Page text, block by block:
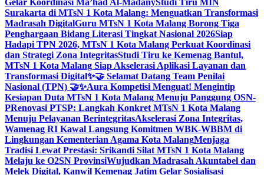
Gelar Koordinasi Ma’had Al-MadanyStudi Tiru MIN
Surakarta di MTsN 1 Kota Malang: Menguatkan Transformasi
Madrasah DigitalGuru MTsN 1 Kota Malang Borong Tiga
Penghargaan Bidang Literasi Tingkat Nasional 2026Siap
Hadapi TPN 2026, MTsN 1 Kota Malang Perkuat Koordinasi
dan Strategi Zona IntegritasStudi Tiru ke Kemenag Bantul,
MTsN 1 Kota Malang Siap Akselerasi Aplikasi Layanan dan
Transformasi Digital✨🤝 Selamat Datang Team Penilai
Nasional (TPN) 🤝✨Aura Kompetisi Menguat! Mengintip
Kesiapan Duta MTsN 1 Kota Malang Menuju Panggung OSN-
PRenovasi PTSP: Langkah Konkret MTsN 1 Kota Malang
Menuju Pelayanan BerintegritasAkselerasi Zona Integritas,
Wamenag RI Kawal Langsung Komitmen WBK-WBBM di
Lingkungan Kementerian Agama Kota MalangMenjaga
Tradisi Lewat Prestasi: Srikandi Silat MTsN 1 Kota Malang
Melaju ke O2SN ProvinsiWujudkan Madrasah Akuntabel dan
Melek Digital, Kanwil Kemenag Jatim Gelar Sosialisasi